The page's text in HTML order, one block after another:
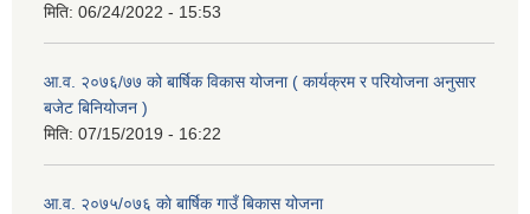
मिति: 06/24/2022 - 15:53
आ.व. २०७६/७७ को बार्षिक विकास योजना ( कार्यक्रम र परियोजना अनुसार
बजेट बिनियोजन )
मिति: 07/15/2019 - 16:22
आ.व. २०७५/०७६ काे बार्षिक गाउँ बिकास योजना